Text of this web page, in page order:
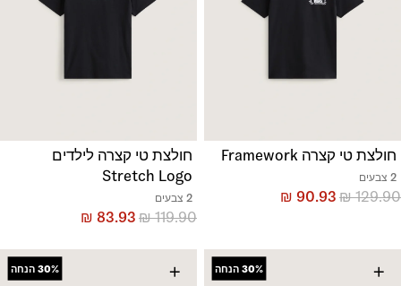
חולצת טי קצרה Framework
2 צבעים
₪129.90
₪ 90.93
חולצת טי קצרה לילדים
Stretch Logo
2 צבעים
₪119.90
₪ 83.93
+
30% הנחה +
30% הנחה